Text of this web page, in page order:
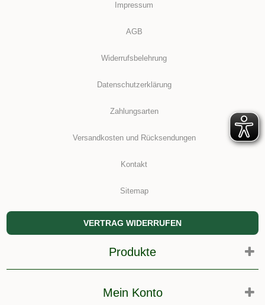
Impressum
AGB
Widerrufsbelehrung
Datenschutzerklärung
Zahlungsarten
Versandkosten und Rücksendungen
Kontakt
Sitemap
VERTRAG WIDERRUFEN
Produkte
Mein Konto